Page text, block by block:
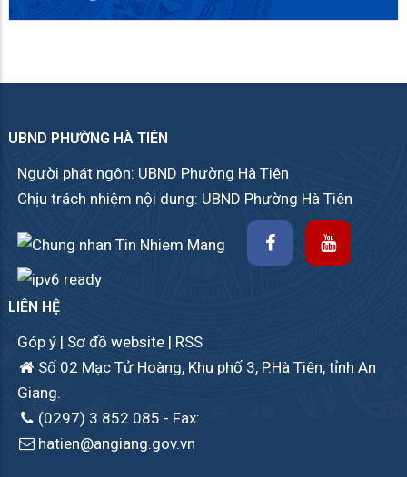
UBND PHƯỜNG HÀ TIÊN
Người phát ngôn: UBND Phường Hà Tiên
Chịu trách nhiệm nội dung: UBND Phường Hà Tiên
LIÊN HỆ
Góp ý | Sơ đồ website | RSS
Số 02 Mạc Tử Hoàng, Khu phố 3, P.Hà Tiên, tỉnh An
Giang.
(0297) 3.852.085 - Fax:
hatien@angiang.gov.vn